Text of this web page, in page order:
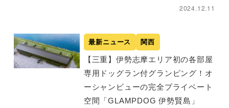
2024.12.11
最新ニュース 関西
【三重】伊勢志摩エリア初の各部屋
専用ドッグラン付グランピング！オ
ーシャンビューの完全プライベート
空間「GLAMPDOG 伊勢賢島」